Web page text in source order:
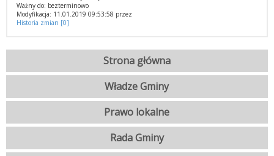
Ważny do: bezterminowo
Modyfikacja: 11.01.2019 09:53:58 przez
Historia zmian [0]
Strona główna
Władze Gminy
Prawo lokalne
Rada Gminy